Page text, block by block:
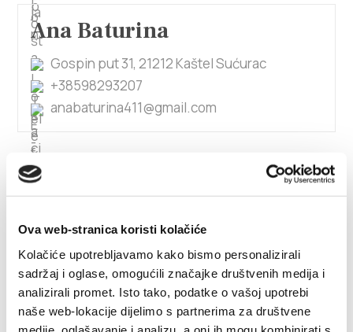
Ova web-stranica koristi kolačiće
Kolačiće upotrebljavamo kako bismo personalizirali
sadržaj i oglase, omogućili značajke društvenih medija i
analizirali promet. Isto tako, podatke o vašoj upotrebi
naše web-lokacije dijelimo s partnerima za društvene
Ana Baturina
Gospin put 31, 21212 Kaštel Sućurac
+38598293207
anabaturina411@gmail.com
0915855472
antonioberam@gmail.com